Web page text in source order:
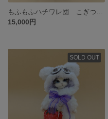
15,000円
SOLD OUT